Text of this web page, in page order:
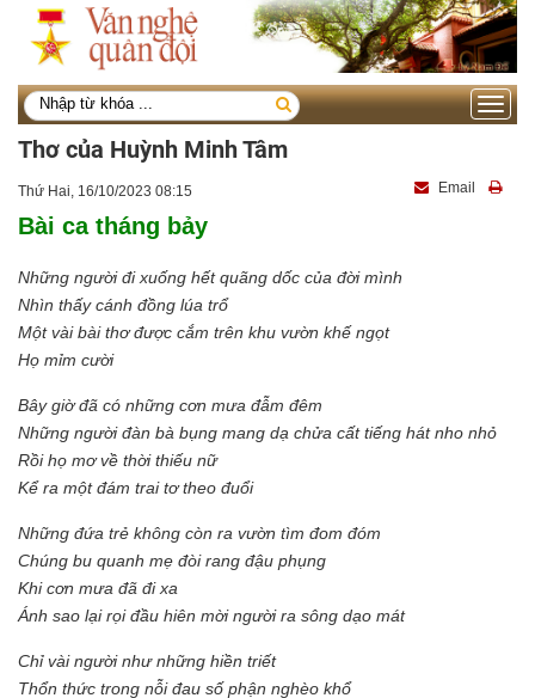
Toggle
Thơ của Huỳnh Minh Tâm
Thứ Hai, 16/10/2023 08:15 Email
Bài ca tháng bảy
Những người đi xuống hết quãng dốc của đời mình
Nhìn thấy cánh đồng lúa trổ
Một vài bài thơ được cắm trên khu vườn khế ngọt
Họ mỉm cười
Bây giờ đã có những cơn mưa đẫm đêm
Những người đàn bà bụng mang dạ chửa cất tiếng hát nho nhỏ
Rồi họ mơ về thời thiếu nữ
Kể ra một đám trai tơ theo đuổi
Những đứa trẻ không còn ra vườn tìm đom đóm
Chúng bu quanh mẹ đòi rang đậu phụng
Khi cơn mưa đã đi xa
Ánh sao lại rọi đầu hiên mời người ra sông dạo mát
Chỉ vài người như những hiền triết
Thổn thức trong nỗi đau số phận nghèo khổ